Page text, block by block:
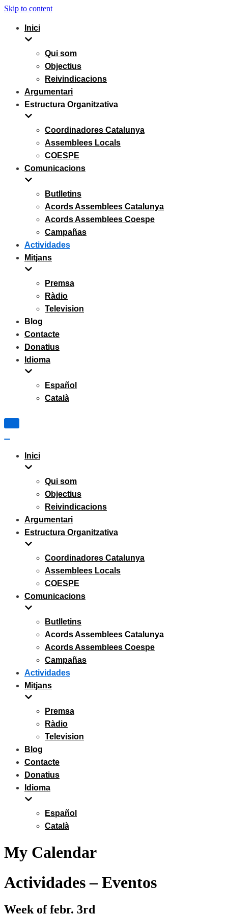
Skip to content
Inici
Qui som
Objectius
Reivindicacions
Argumentari
Estructura Organitzativa
Coordinadores Catalunya
Assemblees Locals
COESPE
Comunicacions
Butlletins
Acords Assemblees Catalunya
Acords Assemblees Coespe
Campañas
Actividades
Mitjans
Premsa
Ràdio
Television
Blog
Contacte
Donatius
Idioma
Español
Català
Navigation
Inici
Qui som
Objectius
Reivindicacions
Argumentari
Estructura Organitzativa
Coordinadores Catalunya
Assemblees Locals
COESPE
Comunicacions
Butlletins
Acords Assemblees Catalunya
Acords Assemblees Coespe
Campañas
Actividades
Mitjans
Premsa
Ràdio
Television
Blog
Contacte
Donatius
Idioma
Español
Català
My Calendar
Actividades – Eventos
Week of febr. 3rd